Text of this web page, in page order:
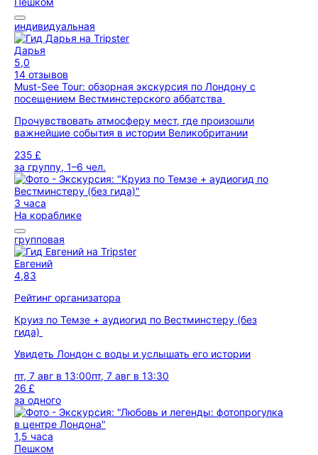
индивидуальная
Дарья
5,0
14 отзывов
Must-See Tour: обзорная экскурсия по Лондону с
посещением Вестминстерского аббатства
Прочувствовать атмосферу мест, где произошли
важнейшие события в истории Великобритании
235 £
за группу, 1–6 чел.
3 часа
На кораблике
групповая
Евгений
4,83
Рейтинг организатора
Круиз по Темзе + аудиогид по Вестминстеру (без
гида)
Увидеть Лондон с воды и услышать его истории
пт, 7 авг в 13:00пт, 7 авг в 13:30
26 £
за одного
1,5 часа
Пешком